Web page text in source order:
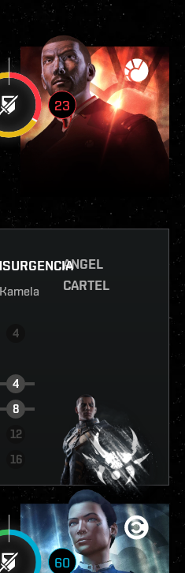
23
Kamela
4
4
8
12
16
VER INFORME
ANGEL
CARTEL
60